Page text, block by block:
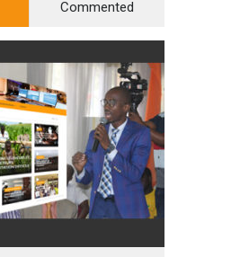
Commented